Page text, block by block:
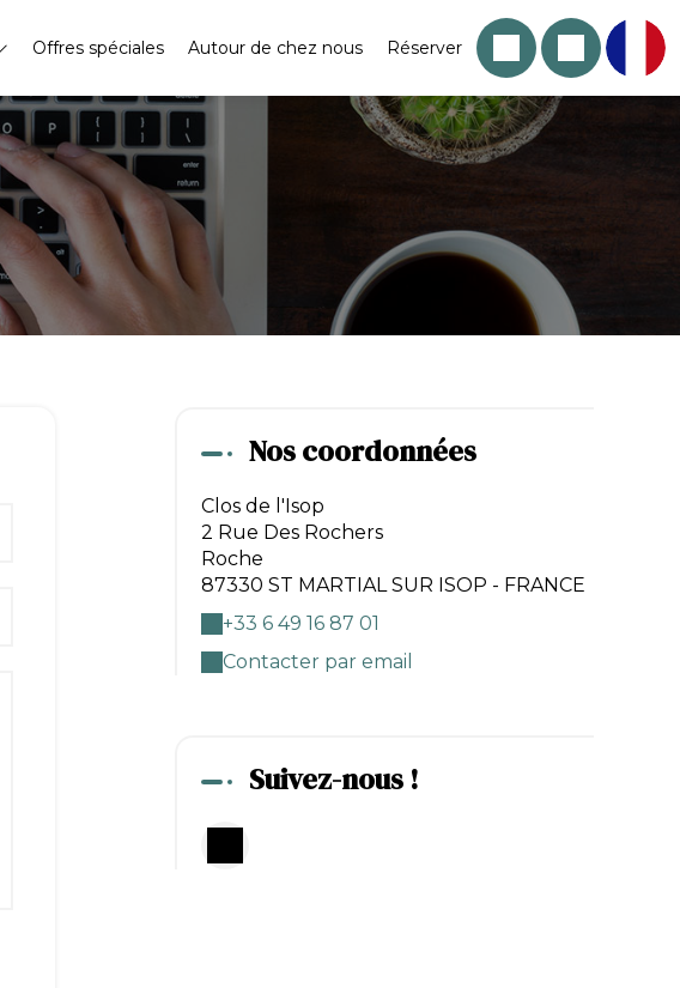
Offres spéciales Autour de chez nous Réserver
Nos coordonnées
Clos de l'Isop
2 Rue Des Rochers
Roche
87330 ST MARTIAL SUR ISOP - FRANCE
+33 6 49 16 87 01
Contacter par email
Suivez-nous !